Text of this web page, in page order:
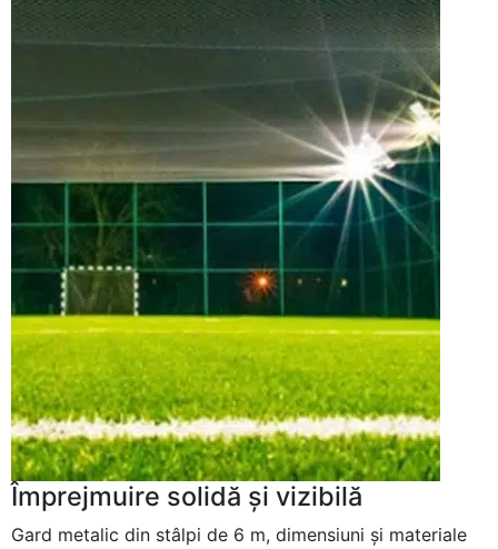
Împrejmuire solidă şi vizibilă
Gard metalic din stâlpi de 6 m, dimensiuni şi materiale